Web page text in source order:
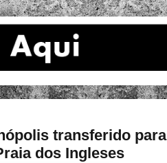
transferido para
dos Ingleses